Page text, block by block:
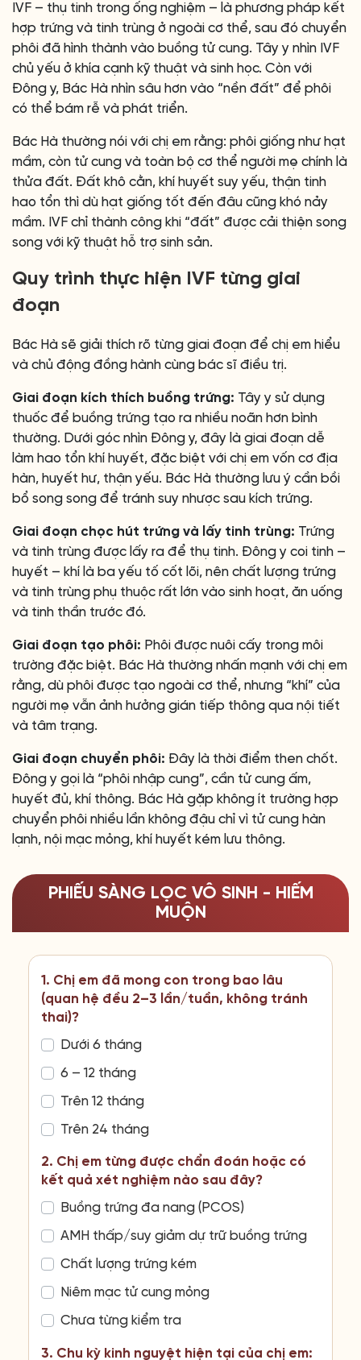
IVF – thụ tinh trong ống nghiệm – là phương pháp kết
hợp trứng và tinh trùng ở ngoài cơ thể, sau đó chuyển
phôi đã hình thành vào buồng tử cung. Tây y nhìn IVF
chủ yếu ở khía cạnh kỹ thuật và sinh học. Còn với
Đông y, Bác Hà nhìn sâu hơn vào “nền đất” để phôi
có thể bám rễ và phát triển.
Bác Hà thường nói với chị em rằng: phôi giống như hạt
mầm, còn tử cung và toàn bộ cơ thể người mẹ chính là
thửa đất. Đất khô cằn, khí huyết suy yếu, thận tinh
hao tổn thì dù hạt giống tốt đến đâu cũng khó nảy
mầm. IVF chỉ thành công khi “đất” được cải thiện song
song với kỹ thuật hỗ trợ sinh sản.
Quy trình thực hiện IVF từng giai
đoạn
Bác Hà sẽ giải thích rõ từng giai đoạn để chị em hiểu
và chủ động đồng hành cùng bác sĩ điều trị.
Giai đoạn kích thích buồng trứng: Tây y sử dụng
thuốc để buồng trứng tạo ra nhiều noãn hơn bình
thường. Dưới góc nhìn Đông y, đây là giai đoạn dễ
làm hao tổn khí huyết, đặc biệt với chị em vốn cơ địa
hàn, huyết hư, thận yếu. Bác Hà thường lưu ý cần bồi
bổ song song để tránh suy nhược sau kích trứng.
Giai đoạn chọc hút trứng và lấy tinh trùng: Trứng
và tinh trùng được lấy ra để thụ tinh. Đông y coi tinh –
huyết – khí là ba yếu tố cốt lõi, nên chất lượng trứng
và tinh trùng phụ thuộc rất lớn vào sinh hoạt, ăn uống
và tinh thần trước đó.
Giai đoạn tạo phôi: Phôi được nuôi cấy trong môi
trường đặc biệt. Bác Hà thường nhấn mạnh với chị em
rằng, dù phôi được tạo ngoài cơ thể, nhưng “khí” của
người mẹ vẫn ảnh hưởng gián tiếp thông qua nội tiết
và tâm trạng.
Giai đoạn chuyển phôi: Đây là thời điểm then chốt.
Đông y gọi là “phôi nhập cung”, cần tử cung ấm,
huyết đủ, khí thông. Bác Hà gặp không ít trường hợp
chuyển phôi nhiều lần không đậu chỉ vì tử cung hàn
lạnh, nội mạc mỏng, khí huyết kém lưu thông.
PHIẾU SÀNG LỌC VÔ SINH - HIẾM
MUỘN
1. Chị em đã mong con trong bao lâu
(quan hệ đều 2–3 lần/tuần, không tránh
thai)?
Dưới 6 tháng
6 – 12 tháng
Trên 12 tháng
Trên 24 tháng
2. Chị em từng được chẩn đoán hoặc có
kết quả xét nghiệm nào sau đây?
Buồng trứng đa nang (PCOS)
AMH thấp/suy giảm dự trữ buồng trứng
Chất lượng trứng kém
Niêm mạc tử cung mỏng
Chưa từng kiểm tra
3. Chu kỳ kinh nguyệt hiện tại của chị em: